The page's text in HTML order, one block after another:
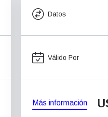
Datos
Válido Por
Más información